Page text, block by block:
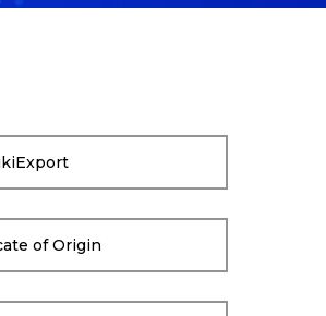
of Origin